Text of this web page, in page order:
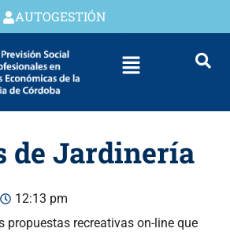
AUTOGESTIÓN
de Jardinería
12:13 pm
propuestas recreativas on-line que